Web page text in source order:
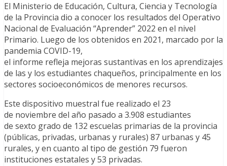
El Ministerio de Educación, Cultura, Ciencia y Tecnología
de la Provincia dio a conocer los resultados del Operativo
Nacional de Evaluación “Aprender” 2022 en el nivel
Primario. Luego de los obtenidos en 2021, marcado por la
pandemia COVID-19,
el informe refleja mejoras sustantivas en los aprendizajes
de las y los estudiantes chaqueños, principalmente en los
sectores socioeconómicos de menores recursos.
Este dispositivo muestral fue realizado el 23
de noviembre del año pasado a 3.908 estudiantes
de sexto grado de 132 escuelas primarias de la provincia
(públicas, privadas, urbanas y rurales) 87 urbanas y 45
rurales, y en cuanto al tipo de gestión 79 fueron
instituciones estatales y 53 privadas.